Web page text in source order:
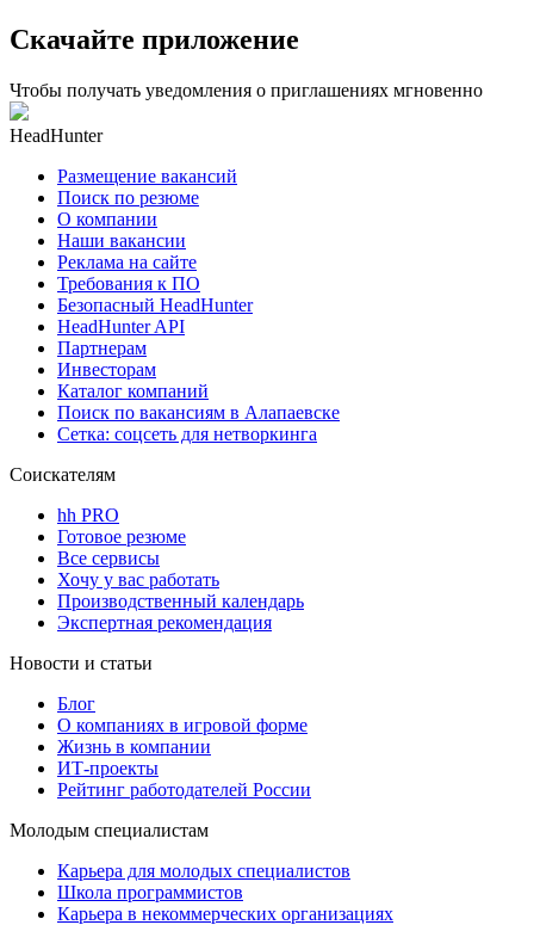
Скачайте приложение
Чтобы получать уведомления о приглашениях мгновенно
HeadHunter
Размещение вакансий
Поиск по резюме
О компании
Наши вакансии
Реклама на сайте
Требования к ПО
Безопасный HeadHunter
HeadHunter API
Партнерам
Инвесторам
Каталог компаний
Поиск по вакансиям в Алапаевске
Сетка: соцсеть для нетворкинга
Соискателям
hh PRO
Готовое резюме
Все сервисы
Хочу у вас работать
Производственный календарь
Экспертная рекомендация
Новости и статьи
Блог
О компаниях в игровой форме
Жизнь в компании
ИТ-проекты
Рейтинг работодателей России
Молодым специалистам
Карьера для молодых специалистов
Школа программистов
Карьера в некоммерческих организациях